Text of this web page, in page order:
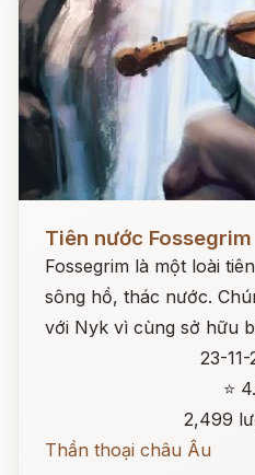
Tiên nước Fossegrim
Fossegrim là một loài
sông hồ, thác nước.
với Nyk vì cùng sở hữu
23-
⭐
2,499
Thần thoại châu Âu